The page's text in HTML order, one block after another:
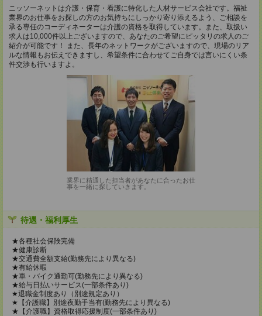
ニッソーネットは介護・保育・看護に特化した人材サービス会社です。福祉
業界のお仕事をお探しの方のお気持ちにしっかり寄り添えるよう、ご相談を
承る専任のコーディネーターは介護の資格を取得しています。また、取扱い
求人は10,000件以上ございますので、あなたのご希望にピッタリの求人のご
紹介が可能です！ また、長年のネットワークがございますので、現場のリア
ルな情報もお伝えできますし、希望条件に合わせてご自身では言いにくい条
件交渉も行いますよ。
業界に精通した担当者があなたに合ったお仕
事を一緒に探していきます。
待遇・福利厚生
★各種社会保険完備
★健康診断
★交通費全額支給(勤務先により異なる)
★有給休暇
★車・バイク通勤可(勤務先により異なる)
★給与日払いサービス(一部条件あり)
★退職金制度あり（別途規定あり）
★【介護職】別途夜勤手当有(勤務先により異なる)
★【介護職】資格取得応援制度(一部条件あり)